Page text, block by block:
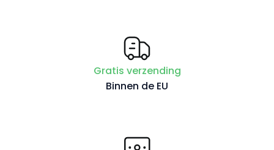
Gratis verzending
Binnen de EU